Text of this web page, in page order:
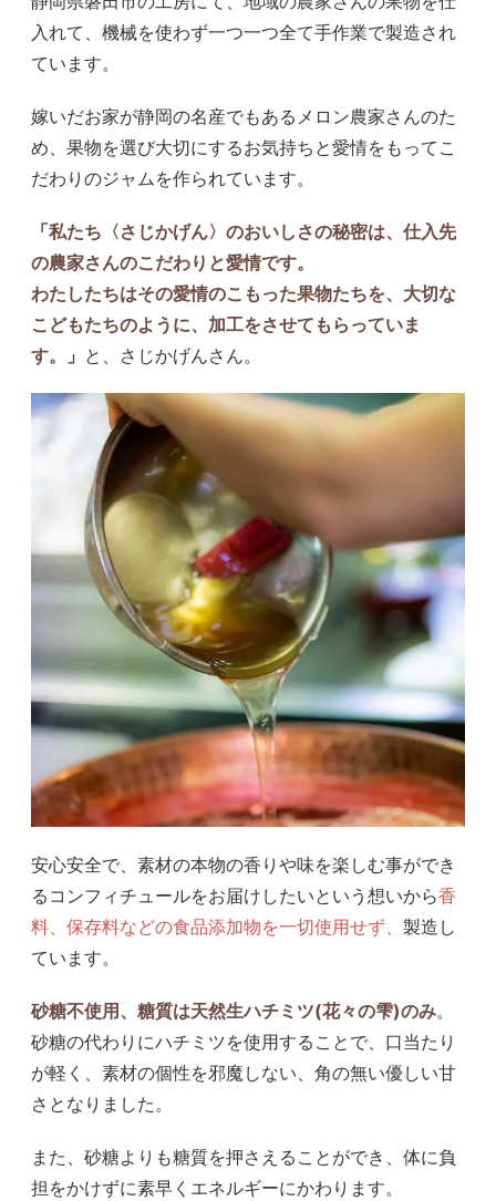
入れて、機械を使わず一つ一つ全て手作業で製造され
ています。
嫁いだお家が静岡の名産でもあるメロン農家さんのた
め、果物を選び大切にするお気持ちと愛情をもってこ
だわりのジャムを作られています。
「私たち〈さじかげん〉のおいしさの秘密は、仕入先
の農家さんのこだわりと愛情です。
わたしたちはその愛情のこもった果物たちを、大切な
こどもたちのように、加工をさせてもらっていま
す。
」 と、さじかげんさん。
安心安全で、素材の本物の香りや味を楽しむ事ができ
るコンフィチュールをお届けしたいという想いから香
料、保存料などの食品添加物を一切使用せず、 製造し
ています。
砂糖不使用、糖質は天然生ハチミツ(花々の雫)のみ。
砂糖の代わりにハチミツを使用することで、口当たり
が軽く、素材の個性を邪魔しない、角の無い優しい甘
さとなりました。
また、砂糖よりも糖質を押さえることができ、体に負
担をかけずに素早くエネルギーにかわります。